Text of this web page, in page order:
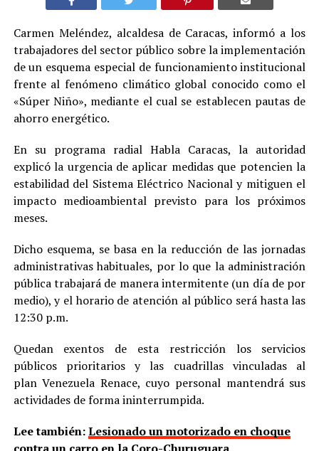
Carmen Meléndez, alcaldesa de Caracas, informó a los
trabajadores del sector público sobre la implementación
de un esquema especial de funcionamiento institucional
frente al fenómeno climático global conocido como el
«Súper Niño», mediante el cual se establecen pautas de
ahorro energético.
En su programa radial Habla Caracas, la autoridad
explicó la urgencia de aplicar medidas que potencien la
estabilidad del Sistema Eléctrico Nacional y mitiguen el
impacto medioambiental previsto para los próximos
meses.
Dicho esquema, se basa en la reducción de las jornadas
administrativas habituales, por lo que la administración
pública trabajará de manera intermitente (un día de por
medio), y el horario de atención al público será hasta las
12:30 p.m.
Quedan exentos de esta restricción los servicios
públicos prioritarios y las cuadrillas vinculadas al
plan Venezuela Renace, cuyo personal mantendrá sus
actividades de forma ininterrumpida.
Lee también:Lesionado un motorizado en choque